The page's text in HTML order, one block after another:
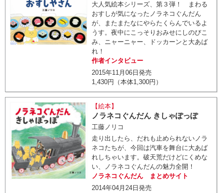
大人気絵本シリーズ、第３弾！ まわる
おすしが気になったノラネコぐんだん
が、またまたなにやらたくらんでいるよ
うす。夜中にこっそりおみせにしのびこ
み、ニャーニャー、ドッカーンと大あば
れ！
作者インタビュー
2015年11月06日発売
1,430円（本体1,300円）
【絵本】
ノラネコぐんだん きしゃぽっぽ
工藤ノリコ
走り出したら、だれも止められないノラ
ネコたちが、今回は汽車を舞台に大あば
れしちゃいます。破天荒だけどにくめな
い、ノラネコぐんだんの魅力全開！
ノラネコぐんだん まとめサイト
2014年04月24日発売